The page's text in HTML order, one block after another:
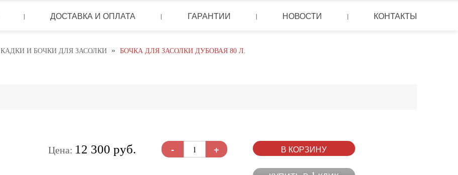
| ДОСТАВКА И ОПЛАТА | ГАРАНТИИ | НОВОСТИ | КОНТАКТЫ
КАДКИ И БОЧКИ ДЛЯ ЗАСОЛКИ » БОЧКА ДЛЯ ЗАСОЛКИ ДУБОВАЯ 80 Л.
Цена: 12 300 руб. - + В КОРЗИНУ